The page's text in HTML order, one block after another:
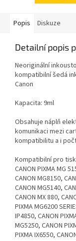
Popis Diskuze
Detailní popis
Neoriginální
kompatibilní šedá
Canon
Kapacita: 9ml
Obsahuje náplň
komunikaci mezi
kompatibilitu a i
Kompatibilní pro
CANON PIXMA MG
CANON MG8150,
CANON MG5140,
CANON MX 880,
PIXMA MG6200
IP4850, CANON
MG5250, CANON
PIXMA IX6550,